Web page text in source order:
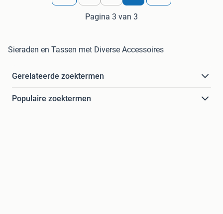
Pagina 3 van 3
Sieraden en Tassen met Diverse Accessoires
Gerelateerde zoektermen
Populaire zoektermen